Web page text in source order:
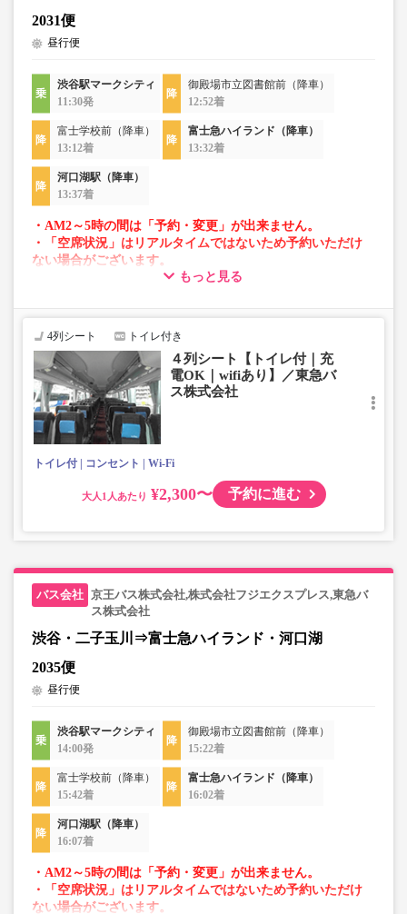
2031便
昼行便
渋谷駅マークシティ
11:30発
御殿場市立図書館前（降車）
12:52着
富士学校前（降車）
13:12着
富士急ハイランド（降車）
13:32着
河口湖駅（降車）
13:37着
・AM2～5時の間は「予約・変更」が出来ません。
・「空席状況」はリアルタイムではないため予約いただけ
ない場合がございます。
・車両は予告なく変更となる場合がございます。これに伴
で、あらかじめご了承ください。
もっと見る
4列シート トイレ付き
４列シート【トイレ付｜充
電OK｜wifiあり】／東急バ
ス株式会社
トイレ付 コンセント Wi-Fi
大人 ¥2,300〜 予約に進む
京王バス株式会社,株式会社フジエクスプレス,東急バ
ス株式会社
渋谷・二子玉川⇒富士急ハイランド・河口湖
2035便
昼行便
渋谷駅マークシティ
14:00発
御殿場市立図書館前（降車）
15:22着
富士学校前（降車）
15:42着
富士急ハイランド（降車）
16:02着
河口湖駅（降車）
16:07着
・AM2～5時の間は「予約・変更」が出来ません。
・「空席状況」はリアルタイムではないため予約いただけ
ない場合がございます。